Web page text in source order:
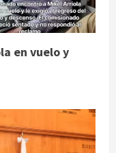
en vuelo y